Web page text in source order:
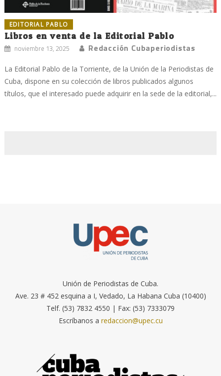
EDITORIAL PABLO
Libros en venta de la Editorial Pablo
noviembre 13, 2025 Redacción Cubaperiodistas
La Editorial Pablo de la Torriente, de la Unión de la Periodistas de
Cuba, dispone en su colección de libros publicados algunos
títulos, que el interesado puede adquirir en la sede de la editorial,...
Unión de Periodistas de Cuba.
Ave. 23 # 452 esquina a I, Vedado, La Habana Cuba (10400)
Telf. (53) 7832 4550 | Fax: (53) 7333079
Escríbanos a redaccion@upec.cu